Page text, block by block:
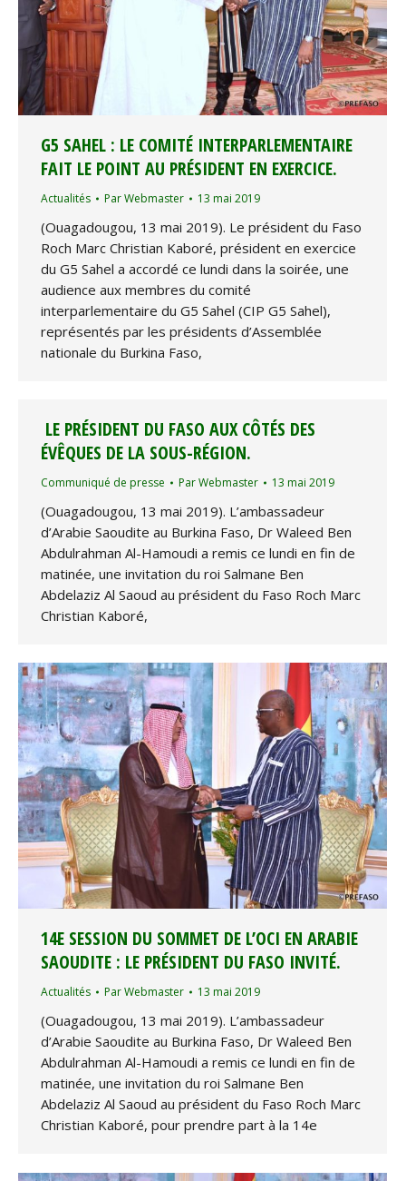
G5 SAHEL : LE COMITÉ INTERPARLEMENTAIRE
FAIT LE POINT AU PRÉSIDENT EN EXERCICE.
Actualités ParWebmaster 13 mai 2019
(Ouagadougou, 13 mai 2019). Le président du Faso
Roch Marc Christian Kaboré, président en exercice
du G5 Sahel a accordé ce lundi dans la soirée, une
audience aux membres du comité
interparlementaire du G5 Sahel (CIP G5 Sahel),
représentés par les présidents d’Assemblée
nationale du Burkina Faso,
LE PRÉSIDENT DU FASO AUX CÔTÉS DES
ÉVÊQUES DE LA SOUS-RÉGION.
Communiqué de presse ParWebmaster 13 mai 2019
(Ouagadougou, 13 mai 2019). L’ambassadeur
d’Arabie Saoudite au Burkina Faso, Dr Waleed Ben
Abdulrahman Al-Hamoudi a remis ce lundi en fin de
matinée, une invitation du roi Salmane Ben
Abdelaziz Al Saoud au président du Faso Roch Marc
Christian Kaboré,
14E SESSION DU SOMMET DE L’OCI EN ARABIE
SAOUDITE : LE PRÉSIDENT DU FASO INVITÉ.
Actualités ParWebmaster 13 mai 2019
(Ouagadougou, 13 mai 2019). L’ambassadeur
d’Arabie Saoudite au Burkina Faso, Dr Waleed Ben
Abdulrahman Al-Hamoudi a remis ce lundi en fin de
matinée, une invitation du roi Salmane Ben
Abdelaziz Al Saoud au président du Faso Roch Marc
Christian Kaboré, pour prendre part à la 14e